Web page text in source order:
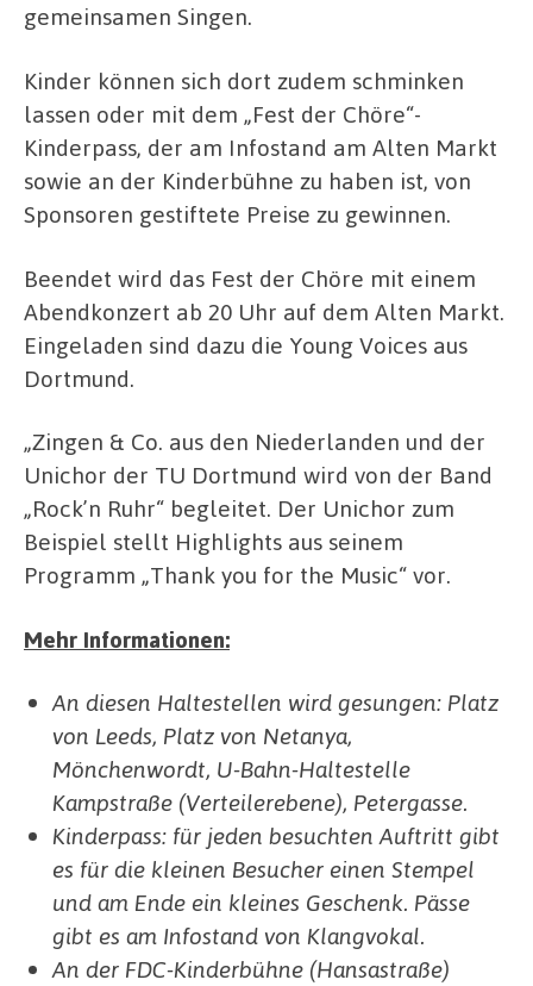
gemeinsamen Singen.
Kinder können sich dort zudem schminken
lassen oder mit dem „Fest der Chöre“-
Kinderpass, der am Infostand am Alten Markt
sowie an der Kinderbühne zu haben ist, von
Sponsoren gestiftete Preise zu gewinnen.
Beendet wird das Fest der Chöre mit einem
Abendkonzert ab 20 Uhr auf dem Alten Markt.
Eingeladen sind dazu die Young Voices aus
Dortmund.
„Zingen & Co. aus den Niederlanden und der
Unichor der TU Dortmund wird von der Band
„Rock’n Ruhr“ begleitet. Der Unichor zum
Beispiel stellt Highlights aus seinem
Programm „Thank you for the Music“ vor.
Mehr Informationen:
An diesen Haltestellen wird gesungen: Platz
von Leeds, Platz von Netanya,
Mönchenwordt, U-Bahn-Haltestelle
Kampstraße (Verteilerebene), Petergasse.
Kinderpass: für jeden besuchten Auftritt gibt
es für die kleinen Besucher einen Stempel
und am Ende ein kleines Geschenk. Pässe
gibt es am Infostand von Klangvokal.
An der FDC-Kinderbühne (Hansastraße)